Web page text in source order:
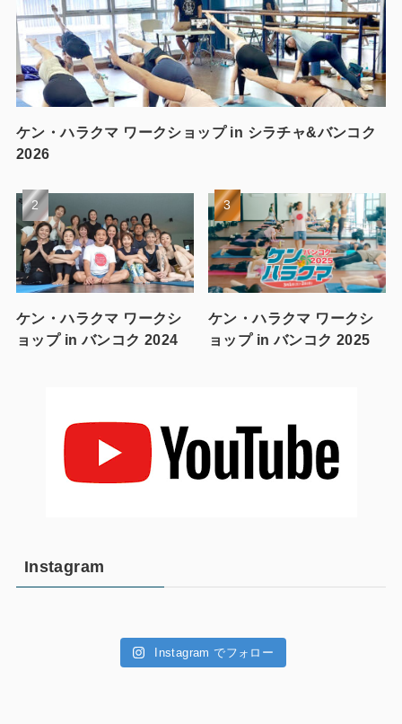
ケン・ハラクマ ワークショップ in シラチャ&バンコク
2026
ケン・ハラクマ ワークシ
ョップ in バンコク 2024
ケン・ハラクマ ワークシ
ョップ in バンコク 2025
Instagram
Instagram でフォロー